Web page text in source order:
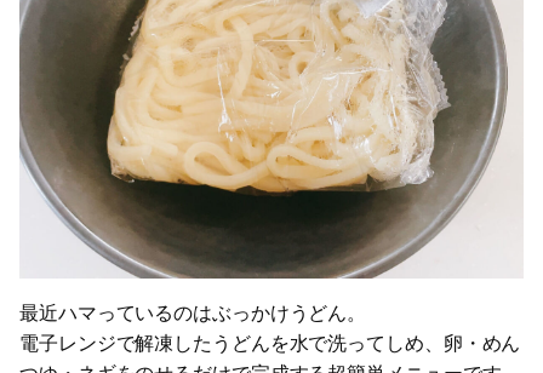
最近ハマっているのはぶっかけうどん。
電子レンジで解凍したうどんを水で洗ってしめ、卵・めん